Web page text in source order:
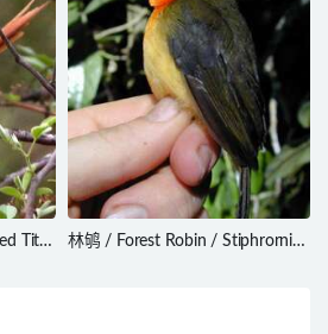
Tit-
林鸲 / Forest Robin / Stiphrornis